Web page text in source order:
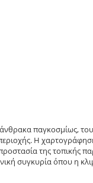
παγκοσμίως,
Η
της τοπικής
συγκυρία όπου η